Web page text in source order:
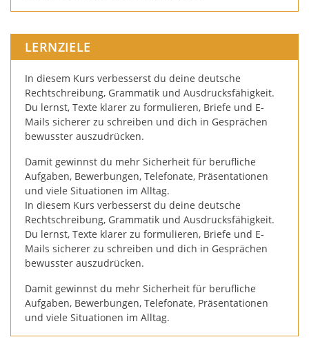
LERNZIELE
In diesem Kurs verbesserst du deine deutsche
Rechtschreibung, Grammatik und Ausdrucksfähigkeit.
Du lernst, Texte klarer zu formulieren, Briefe und E-
Mails sicherer zu schreiben und dich in Gesprächen
bewusster auszudrücken.
Damit gewinnst du mehr Sicherheit für berufliche
Aufgaben, Bewerbungen, Telefonate, Präsentationen
und viele Situationen im Alltag.
In diesem Kurs verbesserst du deine deutsche
Rechtschreibung, Grammatik und Ausdrucksfähigkeit.
Du lernst, Texte klarer zu formulieren, Briefe und E-
Mails sicherer zu schreiben und dich in Gesprächen
bewusster auszudrücken.
Damit gewinnst du mehr Sicherheit für berufliche
Aufgaben, Bewerbungen, Telefonate, Präsentationen
und viele Situationen im Alltag.